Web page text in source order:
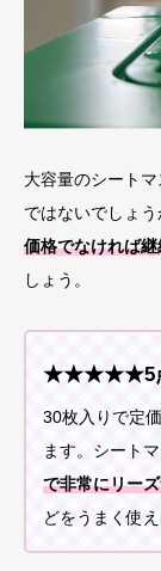
大容量のシート
ではないでしょう
価格でなければ
しょう。
★★★★★5
30枚入りで定
ます。シート
で非常にリー
どをうまく使